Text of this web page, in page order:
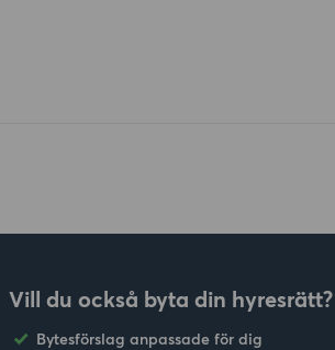
Vill du också byta din hyresrätt?
Bytesförslag anpassade för dig